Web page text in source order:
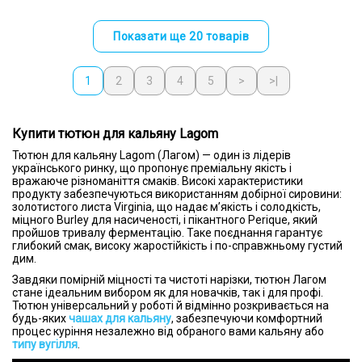
Показати ще 20 товарів
1 2 3 4 5 > >|
Купити тютюн для кальяну Lagom
Тютюн для кальяну Lagom (Лагом) — один із лідерів
українського ринку, що пропонує преміальну якість і
вражаюче різноманіття смаків. Високі характеристики
продукту забезпечуються використанням добірної сировини:
золотистого листа Virginia, що надає м’якість і солодкість,
міцного Burley для насиченості, і пікантного Perique, який
пройшов тривалу ферментацію. Таке поєднання гарантує
глибокий смак, високу жаростійкість і по-справжньому густий
дим.
Завдяки помірній міцності та чистоті нарізки, тютюн Лагом
стане ідеальним вибором як для новачків, так і для профі.
Тютюн універсальний у роботі й відмінно розкривається на
будь-якихчашах для кальяну, забезпечуючи комфортний
процес куріння незалежно від обраного вами кальяну або
типу вугілля.